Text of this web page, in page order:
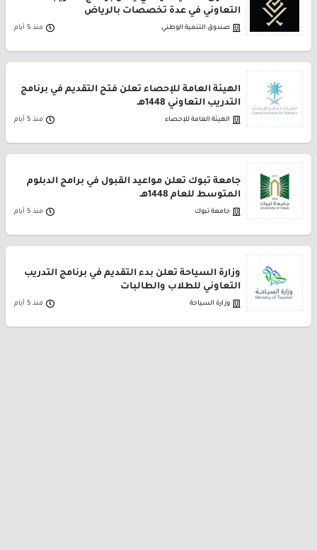
التعاوني في عدة تخصصات بالرياض
صندوق التنمية الوطني منذ 5 أيام
الهيئة العامة للإحصاء تعلن فتح التقديم في برنامج
التدريب التعاوني 1448هـ
الهيئة العامة للإحصاء منذ 5 أيام
جامعة تبوك تعلن مواعيد القبول في برامج الدبلوم
المتوسط للعام 1448هـ
جامعة تبوك منذ 5 أيام
وزارة السياحة تعلن بدء التقديم في برنامج التدريب
التعاوني للطلاب والطالبات
وزارة السياحة منذ 5 أيام